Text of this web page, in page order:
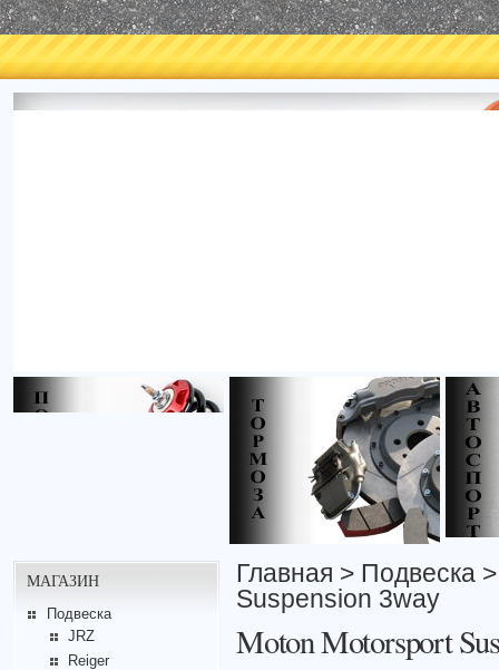
МАГАЗИН
Подвеска
JRZ
Reiger
Главная > Подвеска
Suspension 3way
Moton Motorsport